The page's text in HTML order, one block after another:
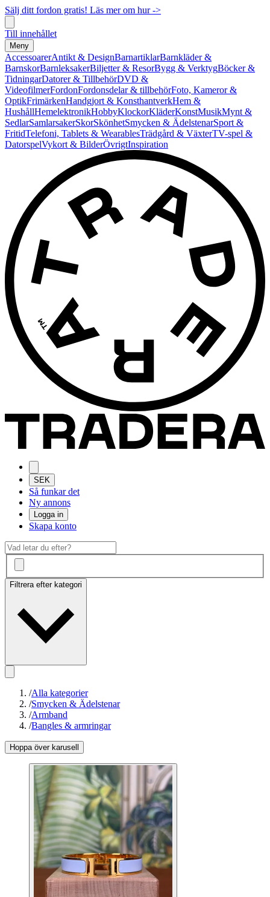
Sälj ditt fordon gratis! Läs mer om hur ->
Till innehållet
Meny
AccessoarerAntikt & DesignBarnartiklarBarnkläder &
BarnskorBarnleksakerBiljetter & ResorBygg & VerktygBöcker &
TidningarDatorer & TillbehörDVD &
VideofilmerFordonFordonsdelar & tillbehörFoto, Kameror &
OptikFrimärkenHandgjort & KonsthantverkHem &
HushållHemelektronikHobbyKlockorKläderKonstMusikMynt &
SedlarSamlarsakerSkorSkönhetSmycken & ÄdelstenarSport &
FritidTelefoni, Tablets & WearablesTrädgård & VäxterTV-spel &
DatorspelVykort & BilderÖvrigtInspiration
SEK
Så funkar det
Ny annons
Logga in
Skapa konto
Filtrera efter kategori
/Alla kategorier
/Smycken & Ädelstenar
/Armband
/Bangles & armringar
Hoppa över karusell